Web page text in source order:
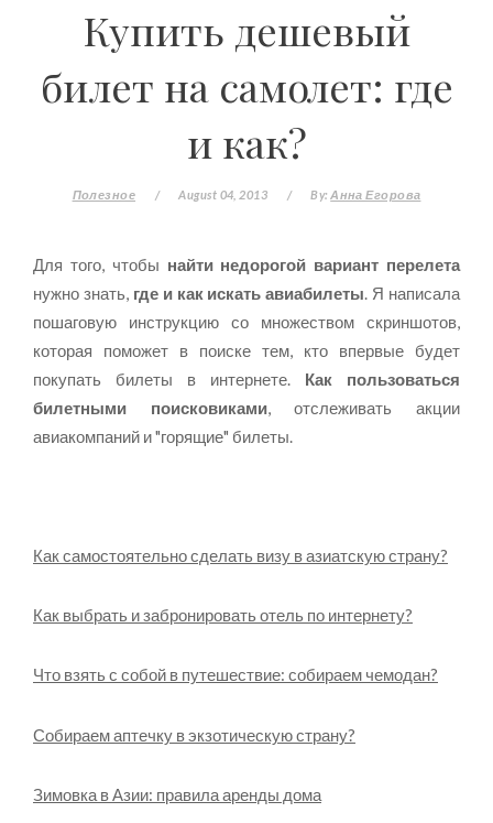
Купить дешевый
билет на самолет: где
и как?
Полезное / August 04, 2013 / By:Анна Егорова
Для того, чтобы найти недорогой вариант перелета
нужно знать,где и как искать авиабилеты. Я написала
пошаговую инструкцию со множеством скриншотов,
которая поможет в поиске тем, кто впервые будет
покупать билеты в интернете. Как пользоваться
билетными поисковиками, отслеживать акции
авиакомпаний и "горящие" билеты.
Как самостоятельно сделать визу в азиатскую страну?
Как выбрать и забронировать отель по интернету?
Что взять с собой в путешествие: собираем чемодан?
Собираем аптечку в экзотическую страну?
Зимовка в Азии: правила аренды дома